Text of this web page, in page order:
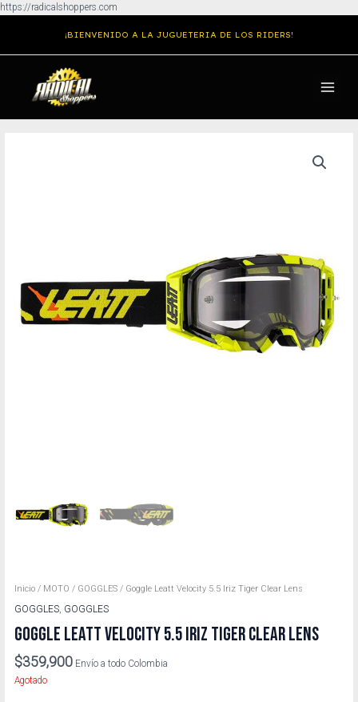
https://radicalshoppers.com
contenido
¡BIENVENIDO A LA JUGUETERIA DE LOS RIDERS!
MENU
Inicio / MOTO / GOGGLES / Goggle Leatt Velocity 5.5 Iriz Tiger Clear Lens
GOGGLES GOGGLES
GOGGLE LEATT VELOCITY 5.5 IRIZ TIGER CLEAR LENS
$359,900 Envío a todo Colombia
Agotado